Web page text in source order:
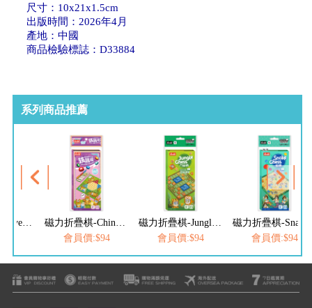
尺寸：10x21x1.5cm
出版時間：2026年4月
產地：中國
商品檢驗標誌：D33884
系列商品推薦
會員價:$94
磁力折疊棋-Snake Chess蛇棋
會員價:$94
會員價:$94